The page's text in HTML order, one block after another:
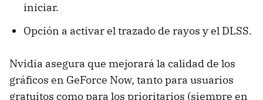
iniciar.
Opción a activar el trazado de rayos y el DLSS.
Nvidia asegura que mejorará la calidad de los
gráficos en GeForce Now, tanto para usuarios
gratuitos como para los prioritarios (siempre en